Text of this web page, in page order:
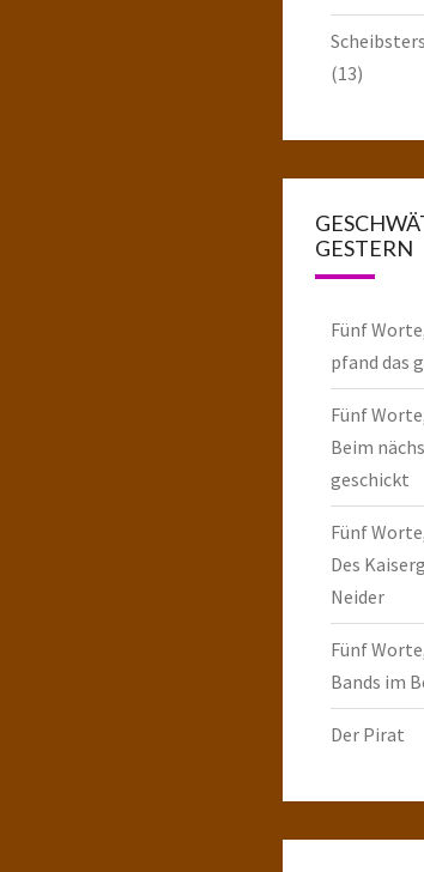
(13)
GESTERN
Fünf
pfand das
Fünf
Beim
geschickt
Fünf
Des
Neider
Fünf
Bands im
Der Pirat